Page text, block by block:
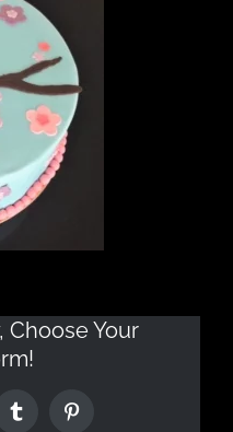
Choose Your